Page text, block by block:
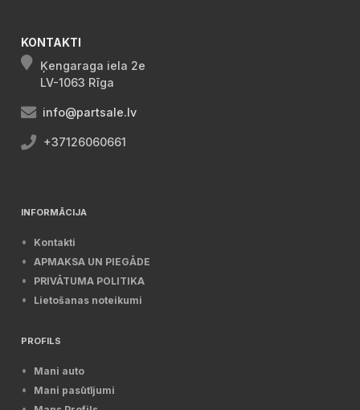
KONTAKTI
Ķengaraga iela 2e
LV-1063 Rīga
info@partsale.lv
+37126060661
INFORMĀCIJA
Kontakti
APMAKSA UN PIEGĀDE
PRIVĀTUMA POLITIKA
Lietošanas noteikumi
PROFILS
Mani auto
Mani pasūtījumi